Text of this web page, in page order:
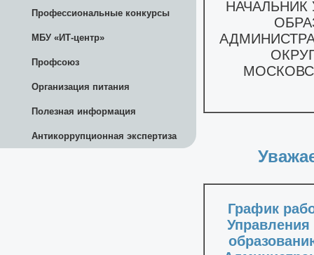
Профессиональные конкурсы
МБУ «ИТ-центр»
Профсоюз
Организация питания
Полезная информация
Антикоррупционная экспертиза